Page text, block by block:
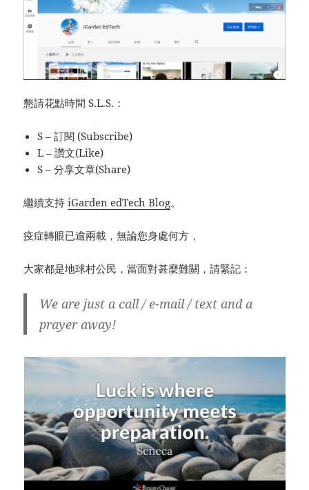
懇請花點時間 S.L.S.：
S – 訂閱 (Subscribe)
L – 讚文(Like)
S – 分享文章(Share)
繼續支持iGarden edTech Blog。
疫症轉眼已逾兩載，無論您身處何方，
大家都是地球村公民，當面對甚麼難關，請緊記：
We are just a call / e-mail / text and a
prayer away!